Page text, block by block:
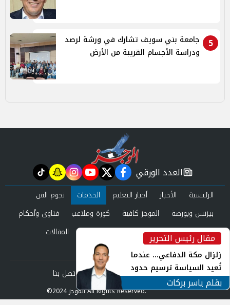
5
جامعة بني سويف تشارك في ورشة لرصد
ودراسة الأجسام القريبة من الأرض
مقال رئيس التحرير
زلزال مكة الدفاعي... عندما
تُعيد السياسة ترسيم حدود
الأمن القومي العربي
بقلم ياسر بركات
newspaper
العدد الورقي facebook
twitter
youtube
instagram
snapchat
tiktok
الرئيسية الأخبار أخبار التعليم الخدمات
نجوم الفن
بيزنس وبورصة
الموجز كافية كورة وملاعب
فتاوى وأحكام
صحة وجمال
عرب وعالم حوادث ومحاكم
المقالات
العدد الورقي
من نحن
سياسة الخصوصية اتصل بنا
©2024 الموجز All Rights Reserved.